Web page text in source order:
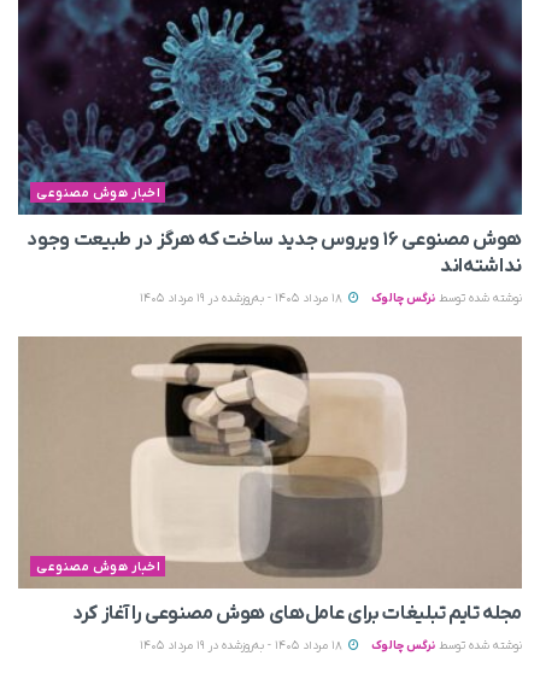
اخبار هوش مصنوعی
هوش مصنوعی ۱۶ ویروس جدید ساخت که هرگز در طبیعت وجود
نداشته‌اند
نوشته شده توسط نرگس چالوک
اخبار هوش مصنوعی
مجله تایم تبلیغات برای عامل‌های هوش مصنوعی را آغاز کرد
نوشته شده توسط نرگس چالوک